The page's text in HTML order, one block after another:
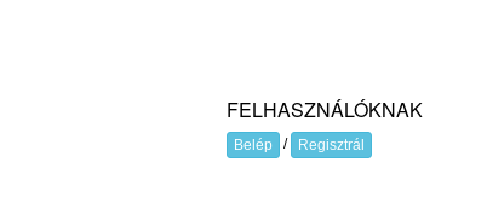
FELHASZNÁLÓKNAK
Belép / Regisztrál